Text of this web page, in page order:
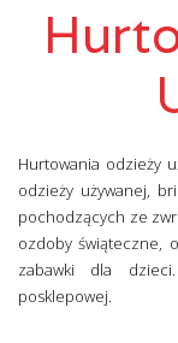
Hurtowania odzieży
odzieży używanej,
pochodzących ze
ozdoby świąteczne,
zabawki dla
posklepowej.